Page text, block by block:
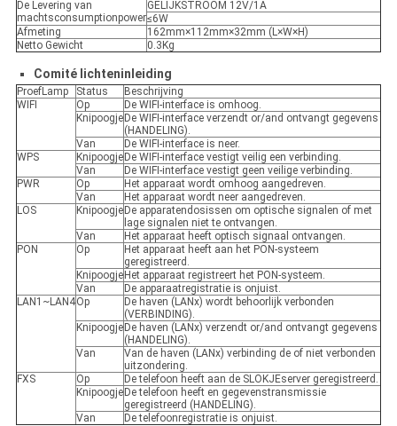
De Levering van
machtsconsumptionpower
GELIJKSTROOM 12V/1A
≤6W
Afmeting
162mm×112mm×32mm (L×W×H)
Netto Gewicht
0.3Kg
Comité lichteninleiding
ProefLamp Status
Beschrijving
WIFI
Op
De WIFI-interface is omhoog.
Knipoogje De WIFI-interface verzendt or/and ontvangt gegevens
(HANDELING).
Van
De WIFI-interface is neer.
WPS
Knipoogje De WIFI-interface vestigt veilig een verbinding.
Van
De WIFI-interface vestigt geen veilige verbinding.
PWR
Op
Het apparaat wordt omhoog aangedreven.
Van
Het apparaat wordt neer aangedreven.
LOS
Knipoogje De apparatendosissen om optische signalen of met
lage signalen niet te ontvangen.
Van
Het apparaat heeft optisch signaal ontvangen.
PON
Op
Het apparaat heeft aan het PON-systeem
geregistreerd.
Knipoogje Het apparaat registreert het PON-systeem.
Van
De apparaatregistratie is onjuist.
LAN1~LAN4Op
De haven (LANx) wordt behoorlijk verbonden
(VERBINDING).
Knipoogje De haven (LANx) verzendt or/and ontvangt gegevens
(HANDELING).
Van
Van de haven (LANx) verbinding de of niet verbonden
uitzondering.
FXS
Op
De telefoon heeft aan de SLOKJEserver geregistreerd.
Knipoogje De telefoon heeft en gegevenstransmissie
geregistreerd (HANDELING).
Van
De telefoonregistratie is onjuist.